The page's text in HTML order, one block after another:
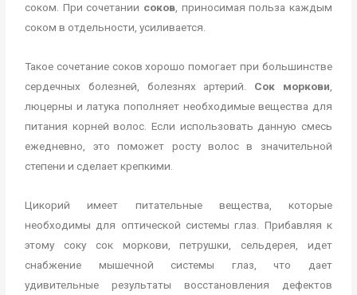
соком. При сочетании соков , приносимая польза каждым
соком в отдельности, усиливается.
Такое сочетание соков хорошо помогает при большинстве
сердечных болезней, болезнях артерий. Сок моркови
люцерны и латука пополняет необходимые вещества для
питания корней волос. Если использовать данную смесь
ежедневно, это поможет росту волос в значительной
степени и сделает крепкими.
Цикорий имеет питательные вещества, которые
необходимы для оптической системы глаз. Прибавляя к
этому соку сок моркови, петрушки, сельдерея, идет
снабжение мышечной системы глаз, что дает
удивительные результаты восстановления дефектов